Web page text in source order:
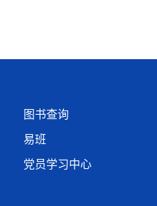
图书查询
易班
党员学习中心